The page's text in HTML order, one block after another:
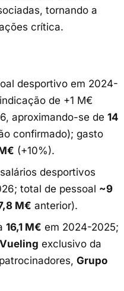
tornando a
crítica.
desportivo em 2024-
de +1 M€
aproximando-se de14
confirmado); gasto
(+10%).
desportivos
total de pessoal ~9
M€ anterior).
16,1 M€ em 2024-2025;
Vueling exclusivo da
Grupo